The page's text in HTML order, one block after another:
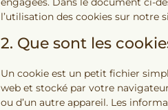
l’utilisation des cookies sur notre
2. Que sont les
Un cookie est un petit fichier
web et stocké par votre
ou d’un autre appareil. Les